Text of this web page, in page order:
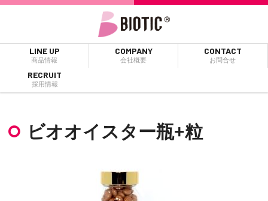
LINE UP
商品情報
COMPANY
会社概要
CONTACT
お問合せ
RECRUIT
採用情報
ビオオイスター瓶+粒